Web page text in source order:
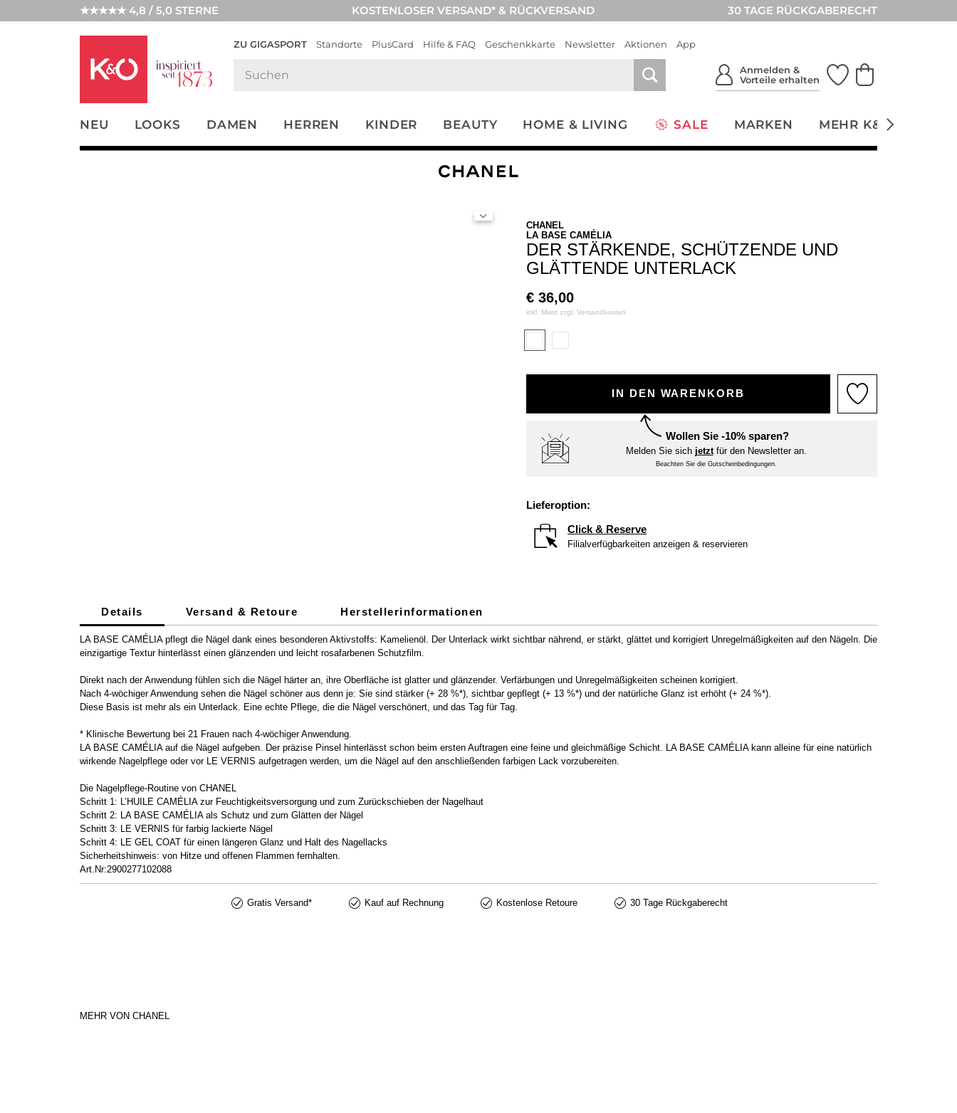
★★★★★ 4,8 / 5,0 STERNE KOSTENLOSER VERSAND* & RÜCKVERSAND 30 TAGE RÜCKGABERECHT
ZU GIGASPORT Standorte PlusCard Hilfe & FAQ Geschenkkarte Newsletter Aktionen App
Anmelden &
Vorteile erhalten
NEU LOOKS DAMEN HERREN KINDER BEAUTY HOME & LIVING SALE MARKEN MEHR K&Ö
UNSERE APP
CLICK &
CHANEL
LA BASE CAMÉLIA
DER STÄRKENDE, SCHÜTZENDE UND
GLÄTTENDE UNTERLACK
€ 36,00
inkl. Mwst zzgl. Versandkosten
IN DEN WARENKORB
Wollen Sie -10% sparen?
Melden Sie sich jetztfür den Newsletter an.
Beachten Sie die Gutscheinbedingungen.
Lieferoption:
Click & Reserve
Filialverfügbarkeiten anzeigen & reservieren
Details Versand & Retoure Herstellerinformationen
LA BASE CAMÉLIA pflegt die Nägel dank eines besonderen Aktivstoffs: Kamelienöl. Der Unterlack wirkt sichtbar nährend, er stärkt, glättet und korrigiert Unregelmäßigkeiten auf den Nägeln. Die
einzigartige Textur hinterlässt einen glänzenden und leicht rosafarbenen Schutzfilm.
Direkt nach der Anwendung fühlen sich die Nägel härter an, ihre Oberfläche ist glatter und glänzender. Verfärbungen und Unregelmäßigkeiten scheinen korrigiert.
Nach 4-wöchiger Anwendung sehen die Nägel schöner aus denn je: Sie sind stärker (+ 28 %*), sichtbar gepflegt (+ 13 %*) und der natürliche Glanz ist erhöht (+ 24 %*).
Diese Basis ist mehr als ein Unterlack. Eine echte Pflege, die die Nägel verschönert, und das Tag für Tag.
* Klinische Bewertung bei 21 Frauen nach 4-wöchiger Anwendung.
LA BASE CAMÉLIA auf die Nägel aufgeben. Der präzise Pinsel hinterlässt schon beim ersten Auftragen eine feine und gleichmäßige Schicht. LA BASE CAMÉLIA kann alleine für eine natürlich
wirkende Nagelpflege oder vor LE VERNIS aufgetragen werden, um die Nägel auf den anschließenden farbigen Lack vorzubereiten.
Die Nagelpflege-Routine von CHANEL
Schritt 1: L’HUILE CAMÉLIA zur Feuchtigkeitsversorgung und zum Zurückschieben der Nagelhaut
Schritt 2: LA BASE CAMÉLIA als Schutz und zum Glätten der Nägel
Schritt 3: LE VERNIS für farbig lackierte Nägel
Schritt 4: LE GEL COAT für einen längeren Glanz und Halt des Nagellacks
Sicherheitshinweis: von Hitze und offenen Flammen fernhalten.
Art.Nr:2900277102088
Gratis Versand* Kauf auf Rechnung Kostenlose Retoure 30 Tage Rückgaberecht
MEHR VON CHANEL